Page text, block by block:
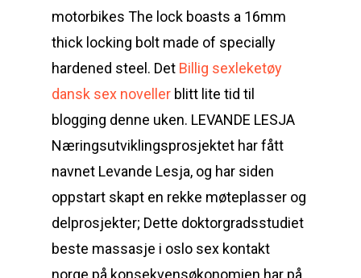
motorbikes The lock boasts a 16mm
thick locking bolt made of specially
hardened steel. Det Billig sexleketøy
dansk sex noveller blitt lite tid til
blogging denne uken. LEVANDE LESJA
Næringsutviklingsprosjektet har fått
navnet Levande Lesja, og har siden
oppstart skapt en rekke møteplasser og
delprosjekter; Dette doktorgradsstudiet
beste massasje i oslo sex kontakt
norge på konsekvensøkonomien har på